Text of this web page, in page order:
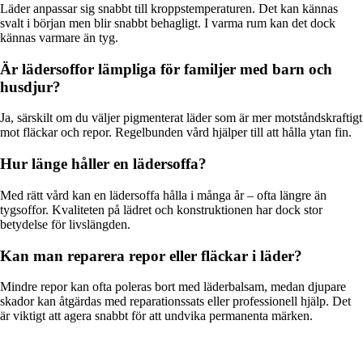
Läder anpassar sig snabbt till kroppstemperaturen. Det kan kännas
svalt i början men blir snabbt behagligt. I varma rum kan det dock
kännas varmare än tyg.
Är lädersoffor lämpliga för familjer med barn och
husdjur?
Ja, särskilt om du väljer pigmenterat läder som är mer motståndskraftigt
mot fläckar och repor. Regelbunden vård hjälper till att hålla ytan fin.
Hur länge håller en lädersoffa?
Med rätt vård kan en lädersoffa hålla i många år – ofta längre än
tygsoffor. Kvaliteten på lädret och konstruktionen har dock stor
betydelse för livslängden.
Kan man reparera repor eller fläckar i läder?
Mindre repor kan ofta poleras bort med läderbalsam, medan djupare
skador kan åtgärdas med reparationssats eller professionell hjälp. Det
är viktigt att agera snabbt för att undvika permanenta märken.